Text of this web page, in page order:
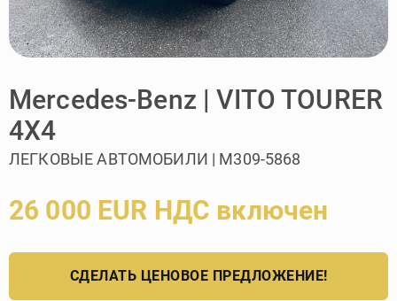
Mercedes-Benz | VITO TOURER
4X4
ЛЕГКОВЫЕ АВТОМОБИЛИ | M309-5868
26 000 EUR НДС включен
СДЕЛАТЬ ЦЕНОВОЕ ПРЕДЛОЖЕНИЕ!